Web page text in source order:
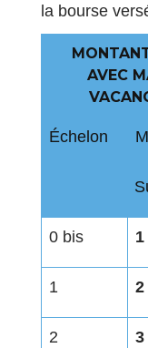
la bourse
AVEC
Échelon
0 bis
1 2
2 3